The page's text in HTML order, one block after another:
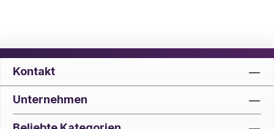
Kontakt
Unternehmen